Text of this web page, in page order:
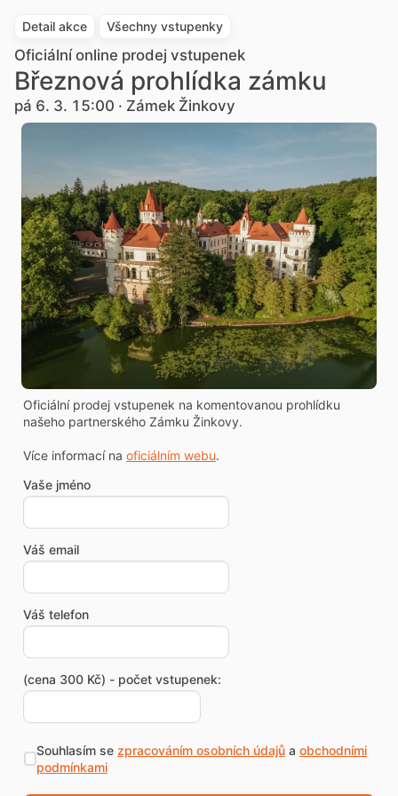
Detail akce Všechny vstupenky
Oficiální online prodej vstupenek
Březnová prohlídka zámku
pá 6. 3. 15:00 · Zámek Žinkovy
Oficiální prodej vstupenek na komentovanou prohlídku
našeho partnerského Zámku Žinkovy.
Více informací na oficiálním webu.
Vaše jméno
Váš email
Váš telefon
(cena 300 Kč) - počet vstupenek:
Souhlasím se zpracováním osobních údajůa obchodními
podmínkami